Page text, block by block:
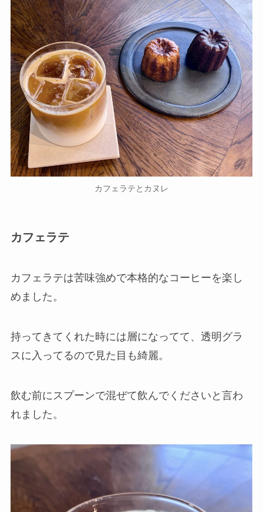
カフェラテとカヌレ
カフェラテ
カフェラテは苦味強めで本格的なコーヒーを楽し
めました。
持ってきてくれた時には層になってて、透明グラ
スに入ってるので見た目も綺麗。
飲む前にスプーンで混ぜて飲んでくださいと言わ
れました。